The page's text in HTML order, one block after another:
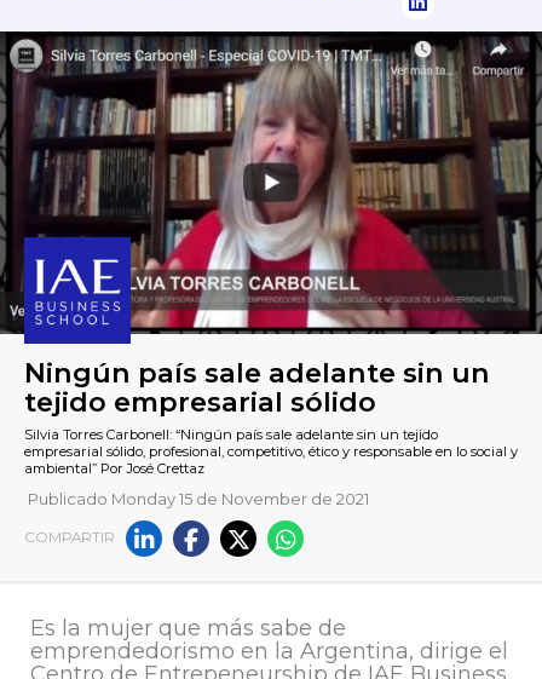
Ningún país sale adelante
Silvia Torres Carbonell: “Ningún país sale adelante sin un
empresarial sólido, profesional, competitivo, ético y
Publicado Monday 15 de November de 2021
COMPARTIR
​Es la mujer que más sabe de
emprendedorismo en la Argentina, dirige el
Centro de Entrepeneurship de IAE Business